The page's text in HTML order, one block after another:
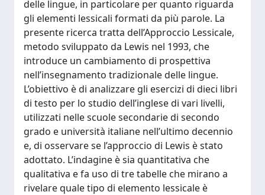
delle lingue, in particolare per quanto riguarda
gli elementi lessicali formati da più parole. La
presente ricerca tratta dell’Approccio Lessicale,
metodo sviluppato da Lewis nel 1993, che
introduce un cambiamento di prospettiva
nell’insegnamento tradizionale delle lingue.
L’obiettivo è di analizzare gli esercizi di dieci libri
di testo per lo studio dell’inglese di vari livelli,
utilizzati nelle scuole secondarie di secondo
grado e università italiane nell’ultimo decennio
e, di osservare se l’approccio di Lewis è stato
adottato. L’indagine è sia quantitativa che
qualitativa e fa uso di tre tabelle che mirano a
rivelare quale tipo di elemento lessicale è